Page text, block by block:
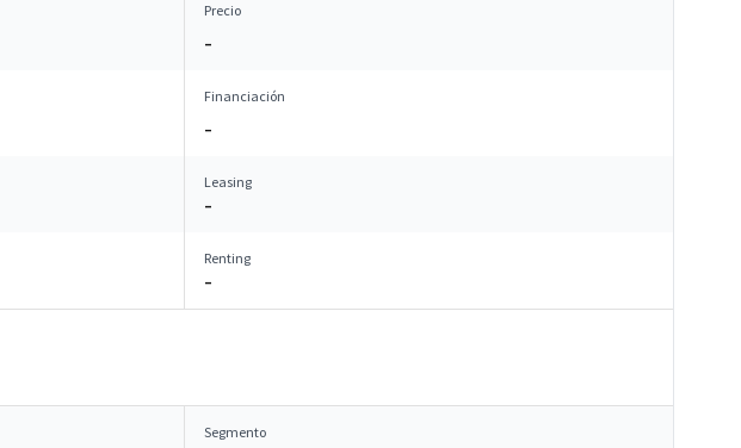
Precio
–
Financiación
–
Leasing
–
Renting
–
Segmento